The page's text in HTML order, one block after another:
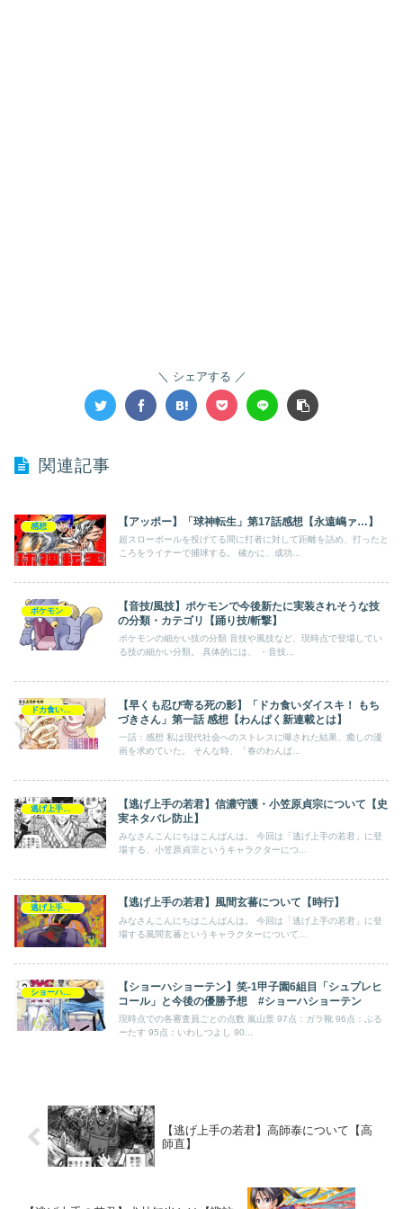
シェアする
関連記事
感想 【アッポー】「球神転生」第17話感想【永遠嶋ァ…】
超スローボールを投げてる間に打者に対して距離を詰め、打ったと
ころをライナーで捕球する。 確かに、成功...
ポケモン
【音技/風技】ポケモンで今後新たに実装されそうな技
の分類・カテゴリ【踊り技/斬撃】
ポケモンの細かい技の分類 音技や風技など、現時点で登場してい
る技の細かい分類。 具体的には、 ・音技...
【早くも忍び寄る死の影】「ドカ食いダイスキ！ もち
づきさん」第一話 感想【わんぱく新連載とは】
一話：感想 私は現代社会へのストレスに曝された結果、癒しの漫
画を求めていた。 そんな時、「春のわんぱ...
【逃げ上手の若君】信濃守護・小笠原貞宗について【史
実ネタバレ防止】
みなさんこんにちはこんばんは。 今回は「逃げ上手の若君」に登
場する、小笠原貞宗というキャラクターにつ...
【逃げ上手の若君】風間玄蕃について【時行】
みなさんこんにちはこんばんは。 今回は「逃げ上手の若君」に登
場する風間玄蕃というキャラクターについて...
【ショーハショーテン】笑-1甲子園6組目「シュプレヒ
コール」と今後の優勝予想 #ショーハショーテン
現時点での各審査員ごとの点数 嵐山景 97点：ガラ靴 96点：ぶる
ーたす 95点：いわしつよし 90...
【逃げ上手の若君】高師泰について【高
師直】